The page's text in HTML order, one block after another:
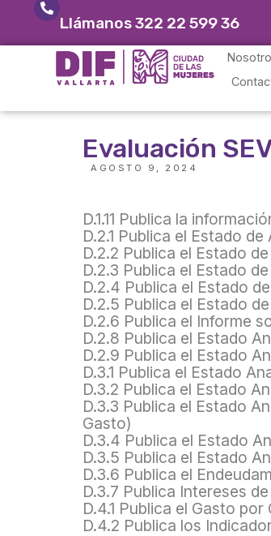
Llámanos 322 22 599 36
Evaluación
AGOSTO 9, 2024
D.1.11 Publica la
D.2.1 Publica el Estado
D.2.2 Publica el Estado
D.2.3 Publica el Estado
D.2.4 Publica el Estado
D.2.5 Publica el Estado
D.2.6 Publica el Informe
D.2.8 Publica el Estado
D.2.9 Publica el Estado
D.3.1 Publica el Estado
D.3.2 Publica el Estado
D.3.3 Publica el Estado
Gasto)
D.3.4 Publica el Estado
D.3.5 Publica el Estado
D.3.6 Publica el
D.3.7 Publica Intereses
D.4.1 Publica el Gasto
D.4.2 Publica los